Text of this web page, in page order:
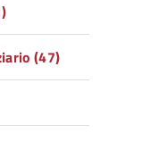
(47)